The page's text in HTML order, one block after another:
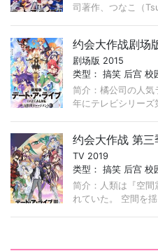
司著作、つなこ（
约会大作战剧场
剧场版 2015
类型：搞笑 后宫 校
简介：橘公司の人
年にテレビシリーズ
约会大作战 第三
TV 2019
类型：搞笑 后宫 校
简介：人類は『空間
れていた。 空間を